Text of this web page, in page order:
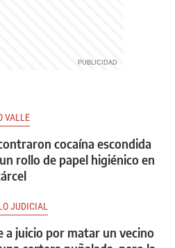
VALLE
cocaína escondida
rollo de papel higiénico en
JUDICIAL
a juicio por matar un vecino